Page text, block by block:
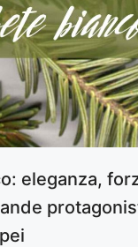
eleganza,